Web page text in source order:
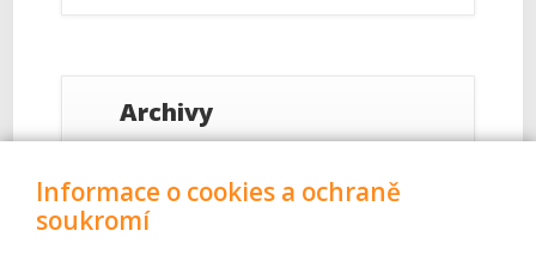
Archivy
Září 2017
Informace o cookies a ochraně
soukromí